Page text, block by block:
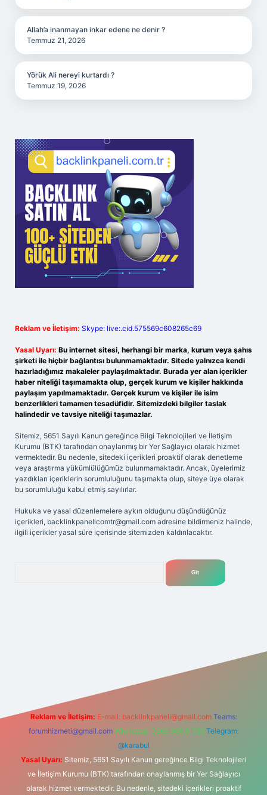
Allah’a inanmayan inkar edene ne denir ?
Temmuz 21, 2026
Yörük Ali nereyi kurtardı ?
Temmuz 19, 2026
Reklam ve İletişim: Skype: live:.cid.575569c608265c69
Yasal Uyarı: Bu internet sitesi, herhangi bir marka, kurum veya şahıs
şirketi ile hiçbir bağlantısı bulunmamaktadır. Sitede yalnızca kendi
hazırladığımız makaleler paylaşılmaktadır. Burada yer alan içerikler
haber niteliği taşımamakta olup, gerçek kurum ve kişiler hakkında
paylaşım yapılmamaktadır. Gerçek kurum ve kişiler ile isim
benzerlikleri tamamen tesadüfidir. Sitemizdeki bilgiler taslak
halindedir ve tavsiye niteliği taşımazlar.
Sitemiz, 5651 Sayılı Kanun gereğince Bilgi Teknolojileri ve İletişim
Kurumu (BTK) tarafından onaylanmış bir Yer Sağlayıcı olarak hizmet
vermektedir. Bu nedenle, sitedeki içerikleri proaktif olarak denetleme
veya araştırma yükümlülüğümüz bulunmamaktadır. Ancak, üyelerimiz
yazdıkları içeriklerin sorumluluğunu taşımakta olup, siteye üye olarak
bu sorumluluğu kabul etmiş sayılırlar.
Hukuka ve yasal düzenlemelere aykırı olduğunu düşündüğünüz
içerikleri, backlinkpanelicomtr@gmail.com adresine bildirmeniz halinde,
ilgili içerikler yasal süre içerisinde sitemizden kaldırılacaktır.
Reklam ve İletişim: E-mail: backlinkpaneli@gmail.com Teams:
forumhizmeti@gmail.com Whatsapp: 0262 606 0 726 Telegram:
@karabul
Yasal Uyarı: Sitemiz, 5651 Sayılı Kanun gereğince Bilgi Teknolojileri
ve İletişim Kurumu (BTK) tarafından onaylanmış bir Yer Sağlayıcı
olarak hizmet vermektedir. Bu nedenle, sitedeki içerikleri proaktif